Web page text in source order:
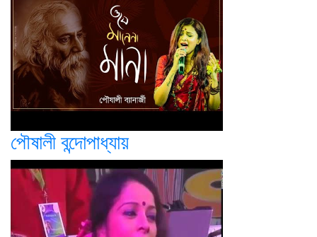
পৌষালী বন্দোপাধ্যায়